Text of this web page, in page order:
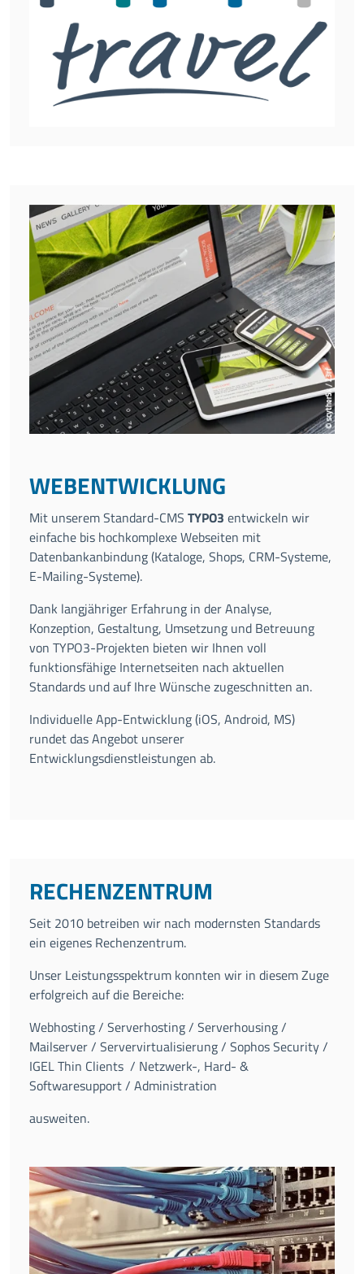
WEBENTWICKLUNG
Mit unserem Standard-CMS TYPO3 entwickeln wir
einfache bis hochkomplexe Webseiten mit
Datenbankanbindung (Kataloge, Shops, CRM-Systeme,
E-Mailing-Systeme).
Dank langjähriger Erfahrung in der Analyse,
Konzeption, Gestaltung, Umsetzung und Betreuung
von TYPO3-Projekten bieten wir Ihnen voll
funktionsfähige Internetseiten nach aktuellen
Standards und auf Ihre Wünsche zugeschnitten an.
Individuelle App-Entwicklung (iOS, Android, MS)
rundet das Angebot unserer
Entwicklungsdienstleistungen ab.
RECHENZENTRUM
Seit 2010 betreiben wir nach modernsten Standards
ein eigenes Rechenzentrum.
Unser Leistungsspektrum konnten wir in diesem Zuge
erfolgreich auf die Bereiche:
Webhosting / Serverhosting / Serverhousing /
Mailserver / Servervirtualisierung / Sophos Security /
IGEL Thin Clients / Netzwerk-, Hard- &
Softwaresupport / Administration
ausweiten.